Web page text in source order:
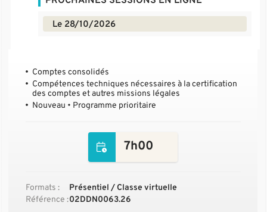
Le 28/10/2026
Comptes consolidés
Compétences techniques nécessaires à la certification
des comptes et autres missions légales
Nouveau • Programme prioritaire
7h00
Formats :
Présentiel / Classe virtuelle
Référence :02DDN0063.26